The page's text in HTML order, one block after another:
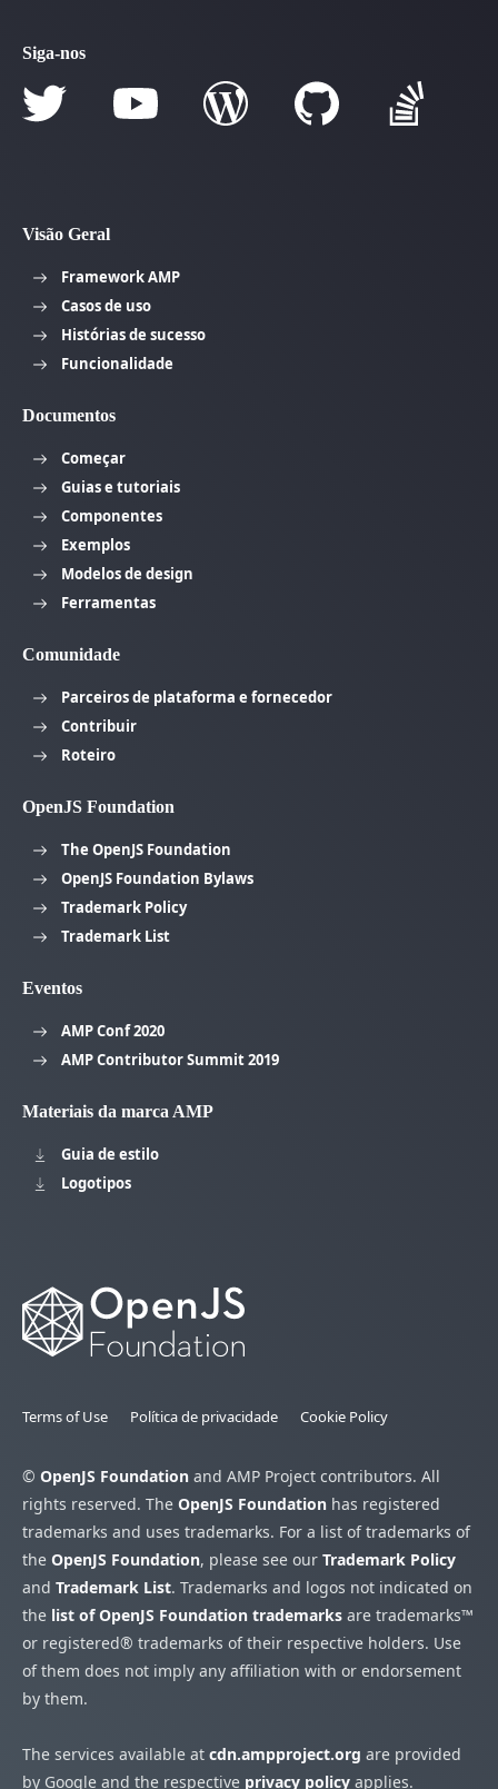
Siga-nos
Visão Geral
Framework AMP
Casos de uso
Histórias de sucesso
Funcionalidade
Documentos
Começar
Guias e tutoriais
Componentes
Exemplos
Modelos de design
Ferramentas
Comunidade
Parceiros de plataforma e fornecedor
Contribuir
Roteiro
OpenJS Foundation
The OpenJS Foundation
OpenJS Foundation Bylaws
Trademark Policy
Trademark List
Eventos
AMP Conf 2020
AMP Contributor Summit 2019
Materiais da marca AMP
Guia de estilo
Logotipos
Terms of Use Política de privacidade Cookie Policy
© OpenJS Foundation and AMP Project contributors. All
rights reserved. The OpenJS Foundation has registered
trademarks and uses trademarks. For a list of trademarks of
the OpenJS Foundation, please see our Trademark Policy
and Trademark List. Trademarks and logos not indicated on
the list of OpenJS Foundation trademarks are trademarks™
or registered® trademarks of their respective holders. Use
of them does not imply any affiliation with or endorsement
by them.
The services available at cdn.ampproject.org are provided
by Google and the respective privacy policy applies.